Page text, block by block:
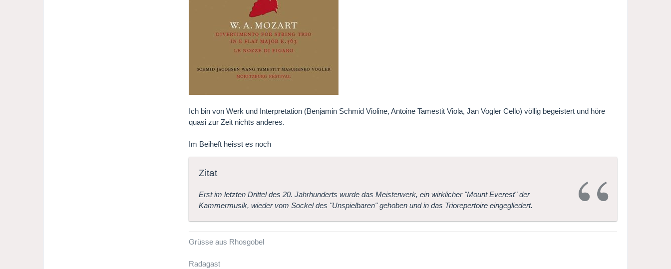
Ich bin von Werk und Interpretation (Benjamin Schmid Violine, Antoine Tamestit Viola, Jan Vogler Cello) völlig begeistert und höre
quasi zur Zeit nichts anderes.
Im Beiheft heisst es noch
Zitat
Erst im letzten Drittel des 20. Jahrhunderts wurde das Meisterwerk, ein wirklicher "Mount Everest" der
Kammermusik, wieder vom Sockel des "Unspielbaren" gehoben und in das Triorepertoire eingegliedert.
Grüsse aus Rhosgobel
Radagast